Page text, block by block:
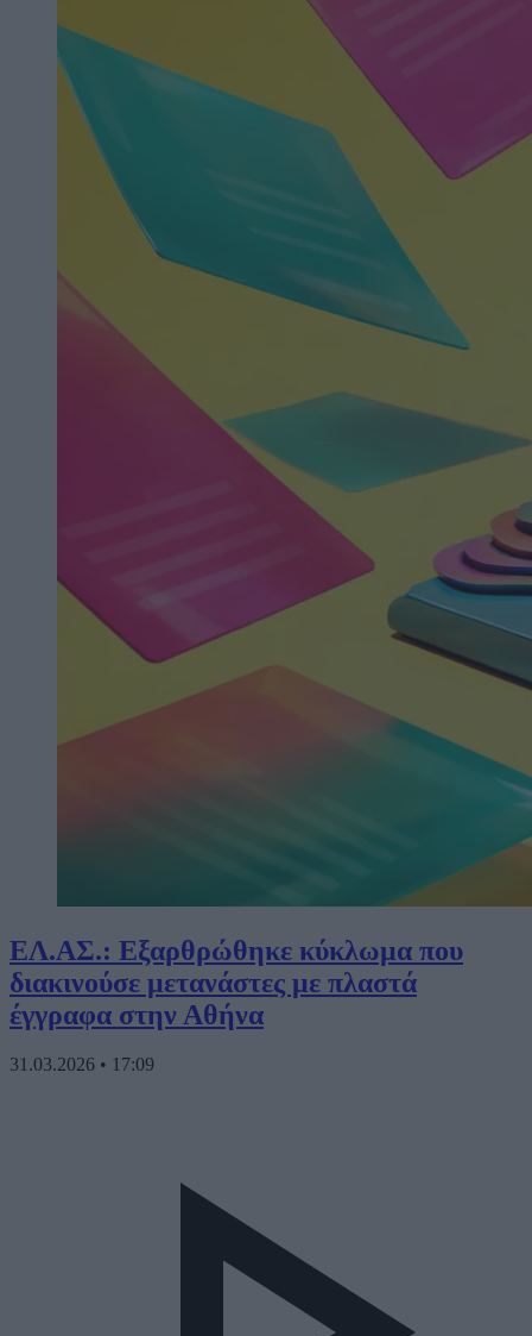
ΕΛ.ΑΣ.: Εξαρθρώθηκε κύκλωμα που
διακινούσε μετανάστες με πλαστά
έγγραφα στην Αθήνα
31.03.2026 • 17:09